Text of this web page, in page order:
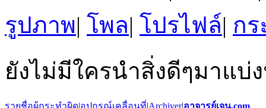
รูปภาพ| โพล| โปรไฟล์| กร
ยังไม่มีใครนำสิ่งดีๆมาแบ่
รายชื่อผู้กระทำผิด|อุปกรณ์เคลื่อนที่|Archiver|อาจารย์เจน.com